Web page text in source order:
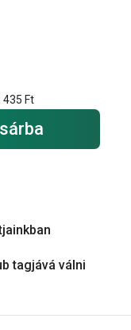
435 Ft
tagjává válni